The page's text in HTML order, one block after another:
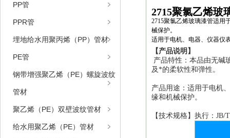
PP管
PPR管
埋地给水用聚丙烯（PP）管材
PE管
钢带增强聚乙烯（PE）螺旋波纹
管材
聚乙烯（PE）双壁波纹管材
给水用聚乙烯（PE）管材
2715聚氯乙烯玻
2715聚氯乙烯玻璃漆管适用
械保护。
适用于电机、电器、仪器仪
【产品说明】
产品特性：本品由无碱
及*的柔软性和弹性。
产品用途：适用于电机
缘和机械保护。
【技术规格】执行： JB/T